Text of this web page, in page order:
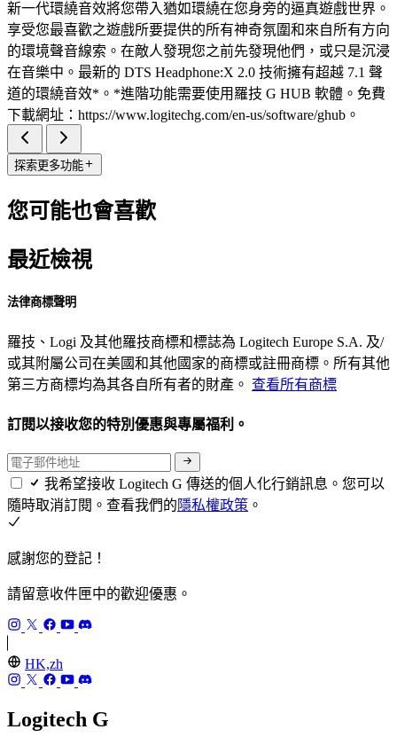
新一代環繞音效將您帶入猶如環繞在您身旁的逼真遊戲世界。
享受您最喜歡之遊戲所要提供的所有神奇氛圍和來自所有方向
的環境聲音線索。在敵人發現您之前先發現他們，或只是沉浸
在音樂中。最新的 DTS Headphone:X 2.0 技術擁有超越 7.1 聲
道的環繞音效*。*進階功能需要使用羅技 G HUB 軟體。免費
下載網址：https://www.logitechg.com/en-us/software/ghub。
探索更多功能
您可能也會喜歡
最近檢視
法律商標聲明
羅技、Logi 及其他羅技商標和標誌為 Logitech Europe S.A. 及/
或其附屬公司在美國和其他國家的商標或註冊商標。所有其他
第三方商標均為其各自所有者的財產。 查看所有商標
訂閱以接收您的特別優惠與專屬福利。
我希望接收 Logitech G 傳送的個人化行銷訊息。您可以
隨時取消訂閱。查看我們的隱私權政策 。
感謝您的登記！
請留意收件匣中的歡迎優惠。
HK,zh
Logitech G